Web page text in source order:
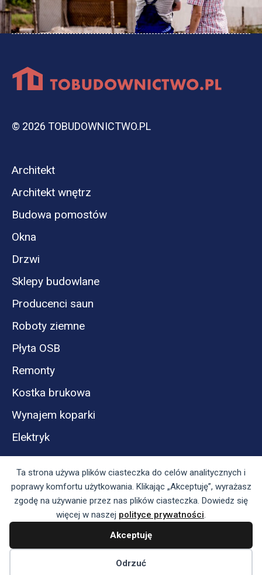
Ta strona używa plików ciasteczka do celów analitycznych i
poprawy komfortu użytkowania. Klikając „Akceptuję”, wyrażasz
zgodę na używanie przez nas plików ciasteczka. Dowiedz się
więcej w naszej polityce prywatności.
Akceptuję
Odrzuć
© 2026 TOBUDOWNICTWO.PL
Architekt
Architekt wnętrz
Budowa pomostów
Okna
Drzwi
Sklepy budowlane
Producenci saun
Roboty ziemne
Płyta OSB
Remonty
Kostka brukowa
Wynajem koparki
Elektryk
Panel reklamodawcy
Regulamin serwisu i polityka prywatności